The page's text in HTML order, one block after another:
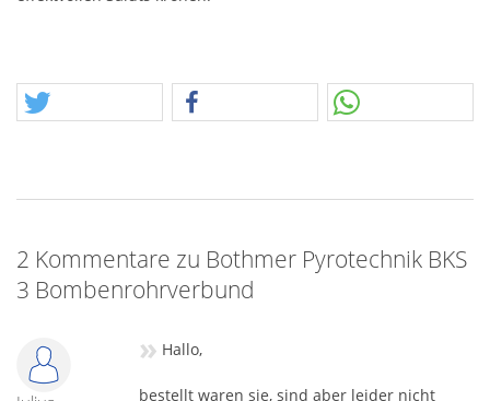
2 Kommentare zu Bothmer Pyrotechnik BKS
3 Bombenrohrverbund
» Hallo,
bestellt waren sie, sind aber leider nicht